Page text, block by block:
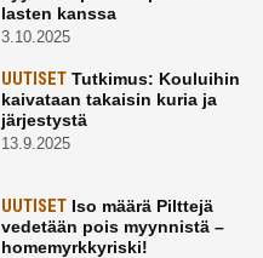
lasten kanssa
3.10.2025
UUTISETTutkimus: Kouluihin
kaivataan takaisin kuria ja
järjestystä
13.9.2025
UUTISETIso määrä Pilttejä
vedetään pois myynnistä –
homemyrkkyriski!